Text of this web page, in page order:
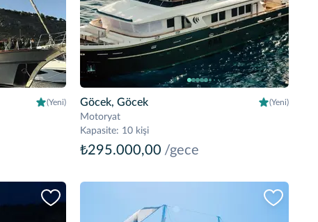
(Yeni) Göcek, Göcek (Yeni)
Motoryat
Kapasite: 10 kişi
₺295.000,00 /gece